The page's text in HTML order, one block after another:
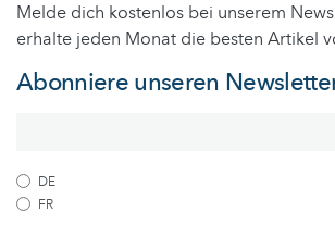
Melde dich kostenlos bei unserem
erhalte jeden Monat die besten Artikel
Abonniere unseren
DE
FR